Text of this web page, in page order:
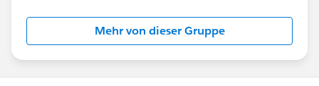
Account Engagement(旧Pardot)に関する総合コミ
ュニティとしてお役立てください！
https://www.salesforce.com/jp/products/pardot
/overview
Mehr von dieser Gruppe